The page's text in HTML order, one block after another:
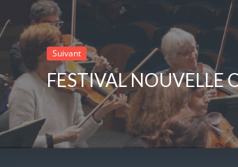
Suivant